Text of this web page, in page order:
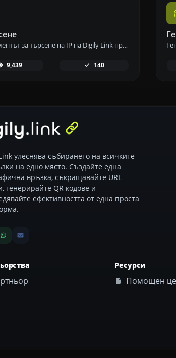
Инструментът за търсене на IP на Digily Link предоставя подробна информация за всеки IP адрес. Използвайте тази безплатна онлайн услуга, за да получите изчерпателни данни за IP.
9,439 140
улеснява събирането на всичките
на едно място. Създайте една
връзка, съкращавайте URL
генерирайте QR кодове и
ефективността от една проста
Ресурси
Помощен